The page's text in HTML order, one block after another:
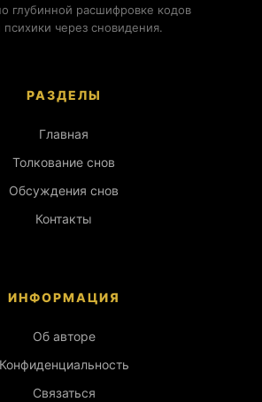
глубинной расшифровке кодов
через сновидения.
РАЗДЕЛЫ
Главная
Толкование снов
Обсуждения снов
Контакты
ИНФОРМАЦИЯ
Об авторе
Конфиденциальность
Связаться